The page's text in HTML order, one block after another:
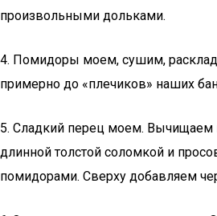
произвольными дольками.
4. Помидоры моем, сушим,
примерно до «плечиков» наших
5. Сладкий перец моем. Вычищаем
длинной толстой соломкой и
помидорами. Сверху добавляем